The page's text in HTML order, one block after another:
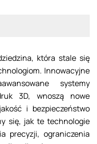
która stale się
Innowacyjne
systemy
3D, wnoszą nowe
i bezpieczeństwo
się, jak te technologie
precyzji, ograniczenia